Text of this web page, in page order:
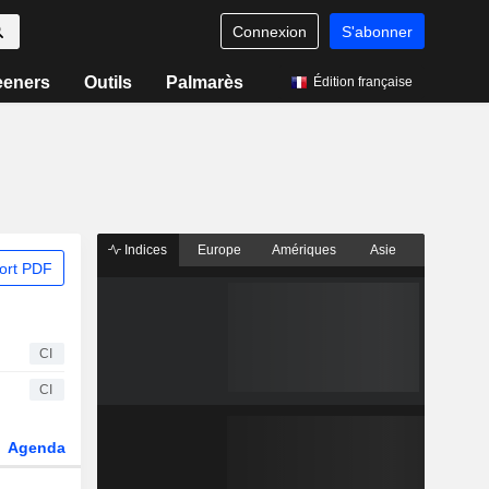
Connexion S'abonner
Outils Palmarès Édition française
PDF
CI
CI
Agenda
Indices Europe Amériques Asie